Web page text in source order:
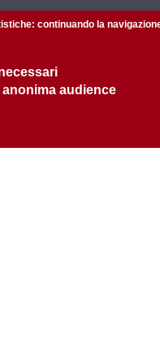
continuando la
audience